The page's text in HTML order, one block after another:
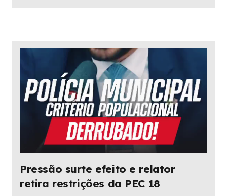
Pressão surte efeito e relator
retira restrições da PEC 18